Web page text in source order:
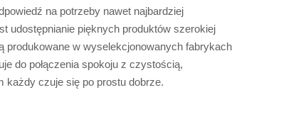
na potrzeby nawet najbardziej
udostępnianie pięknych produktów szerokiej
produkowane w wyselekcjonowanych fabrykach
do połączenia spokoju z czystością,
każdy czuje się po prostu dobrze.